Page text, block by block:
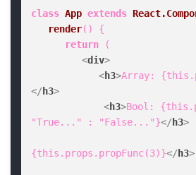
class App extends
render( ) {
return (
<div>
<h3>Array:
</ h3>
<h3>Bool:
"True..." : "False..."}</ h3>
{this.props.propFunc(3)}</ h3>